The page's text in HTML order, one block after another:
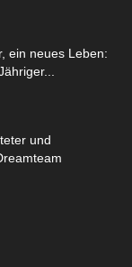
ein neues Leben:
und